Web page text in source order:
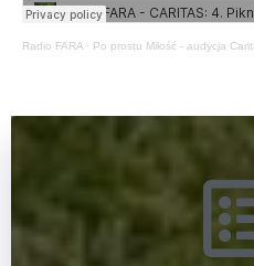
Radio FARA · Po prostu Miłość - audycja